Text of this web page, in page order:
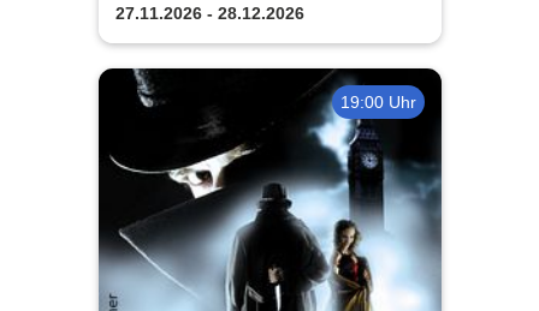
27.11.2026 - 28.12.2026
19:00 Uhr